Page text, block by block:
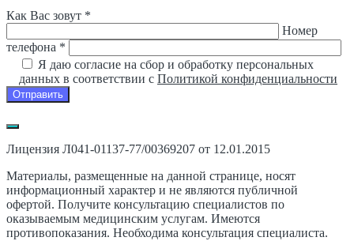
Как Вас зовут *
Номер
телефона *
Я даю согласие на сбор и обработку персональных
данных в соответствии с Политикой конфиденциальности
Лицензия Л041-01137-77/00369207 от 12.01.2015
Материалы, размещенные на данной странице, носят
информационный характер и не являются публичной
офертой. Получите консультацию специалистов по
оказываемым медицинским услугам. Имеются
противопоказания. Необходима консультация специалиста.